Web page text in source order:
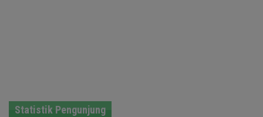
Statistik Pengunjung